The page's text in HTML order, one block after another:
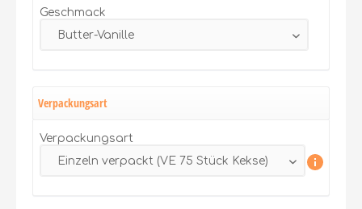
Geschmack
Verpackungsart
Verpackungsart